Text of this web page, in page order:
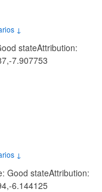
↓
stateAttribution:
7.907753
↓
Good stateAttribution:
6.144125